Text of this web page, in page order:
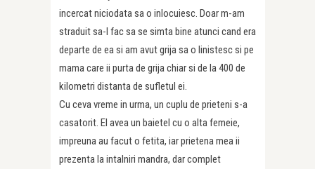
incercat niciodata sa o inlocuiesc. Doar m-am
straduit sa-l fac sa se simta bine atunci cand era
departe de ea si am avut grija sa o linistesc si pe
mama care ii purta de grija chiar si de la 400 de
kilometri distanta de sufletul ei.
Cu ceva vreme in urma, un cuplu de prieteni s-a
casatorit. El avea un baietel cu o alta femeie,
impreuna au facut o fetita, iar prietena mea ii
prezenta la intalniri mandra, dar complet